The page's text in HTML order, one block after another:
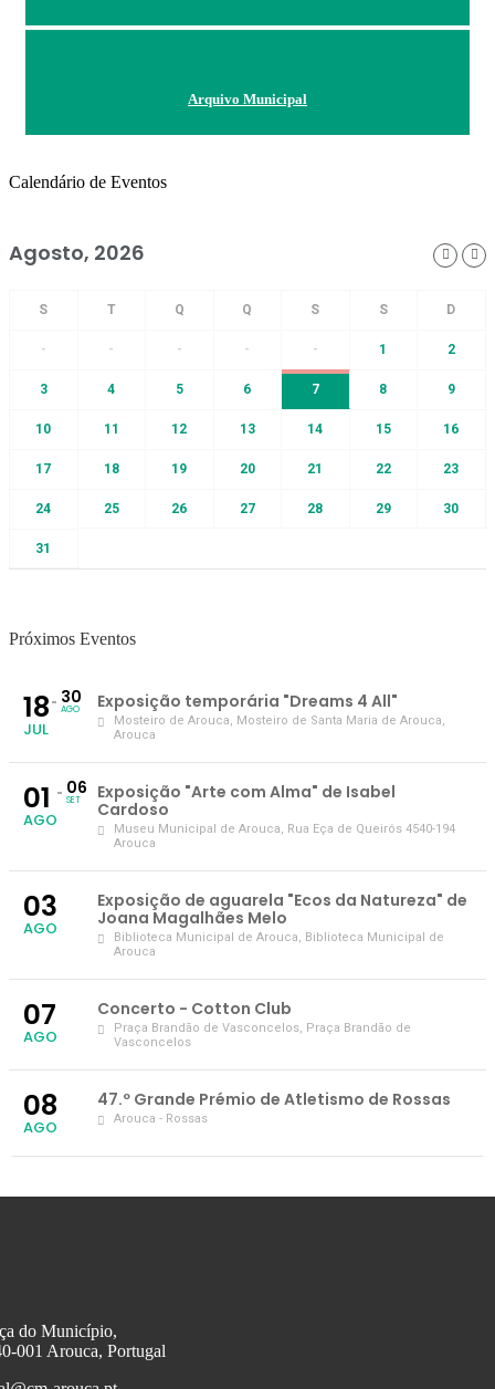
Arquivo Municipal
Calendário de Eventos
Agosto, 2026
- - - - - 1 2
3 4 5 6 7 8 9
10 11 12 13 14 15 16
17 18 19 20 21 22 23
24 25 26 27 28 29 30
31
Próximos Eventos
18
JUL
30
AGO Exposição temporária "Dreams 4 All"
Mosteiro de Arouca, Mosteiro de Santa Maria de Arouca,
Arouca
01
AGO
06
SET
Exposição "Arte com Alma" de Isabel
Cardoso
Museu Municipal de Arouca, Rua Eça de Queirós 4540-194
Arouca
03
AGO
Exposição de aguarela "Ecos da Natureza" de
Joana Magalhães Melo
Biblioteca Municipal de Arouca, Biblioteca Municipal de
Arouca
07
AGO
Concerto - Cotton Club
Praça Brandão de Vasconcelos, Praça Brandão de
Vasconcelos
08
AGO
47.º Grande Prémio de Atletismo de Rossas
Arouca - Rossas
do Município,
001 Arouca, Portugal